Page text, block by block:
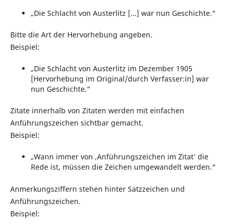
„Die Schlacht von Austerlitz [...] war nun Geschichte.“
Bitte die Art der Hervorhebung angeben.
Beispiel:
„Die Schlacht von Austerlitz im Dezember 1905
[Hervorhebung im Original/durch Verfasser:in] war
nun Geschichte.“
Zitate innerhalb von Zitaten werden mit einfachen
Anführungszeichen sichtbar gemacht.
Beispiel:
„Wann immer von ‚Anführungszeichen im Zitat‘ die
Rede ist, müssen die Zeichen umgewandelt werden.“
Anmerkungsziffern stehen hinter Satzzeichen und
Anführungszeichen.
Beispiel: